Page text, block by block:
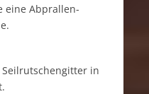
eine Abprallen-
in